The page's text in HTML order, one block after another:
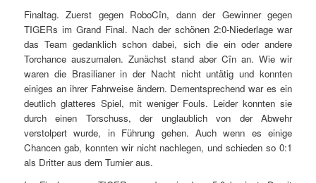
Finaltag. Zuerst gegen RoboCîn, dann der Gewinner gegen
TIGERs im Grand Final. Nach der schönen 2:0-Niederlage war
das Team gedanklich schon dabei, sich die ein oder andere
Torchance auszumalen. Zunächst stand aber Cîn an. Wie wir
waren die Brasilianer in der Nacht nicht untätig und konnten
einiges an ihrer Fahrweise ändern. Dementsprechend war es ein
deutlich glatteres Spiel, mit weniger Fouls. Leider konnten sie
durch einen Torschuss, der unglaublich von der Abwehr
verstolpert wurde, in Führung gehen. Auch wenn es einige
Chancen gab, konnten wir nicht nachlegen, und schieden so 0:1
als Dritter aus dem Turnier aus.